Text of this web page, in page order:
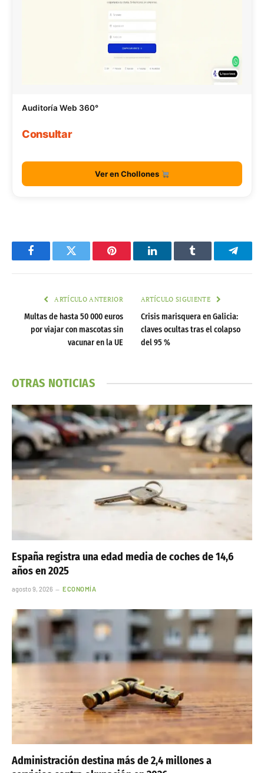
Auditoría Web 360°
Consultar
Ver en Chollones
FacebookTwitter Pinterest LinkedInTumblr
ARTÍCULO ANTERIOR
Multas de hasta 50 000 euros
por viajar con mascotas sin
vacunar en la UE
ARTÍCULO SIGUIENTE
Crisis marisquera en Galicia:
claves ocultas tras el colapso
del 95 %
OTRAS NOTICIAS
España registra una edad media de coches de 14,6
años en 2025
agosto 9, 2026 ECONOMÍA
Administración destina más de 2,4 millones a